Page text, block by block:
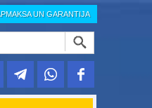
UN GARANTIJA